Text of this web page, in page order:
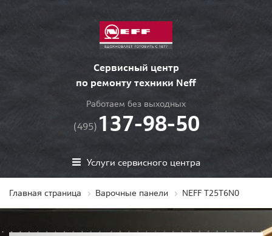
Сервисный центр
по ремонту техники Neff
Работаем без выходных
(495) 137-98-50
Услуги сервисного центра
Главная страница Варочные панели NEFF T25T6N0